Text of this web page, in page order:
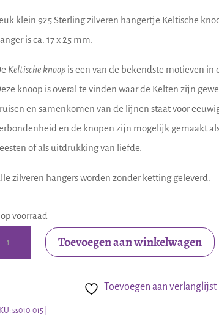
klein 925 Sterling zilveren hangertje Keltische
is ca. 17 x 25 mm.
Keltische knoopis een van de bekendste motieven in
knoop is overal te vinden waar de Kelten zijn
en samenkomen van de lijnen staat voor
en de knopen zijn mogelijk gemaakt
of als uitdrukking van liefde.
zilveren hangers worden zonder ketting geleverd.
voorraad
Toevoegen aan winkelwagen
Toevoegen aan verlanglijst
ss010-015